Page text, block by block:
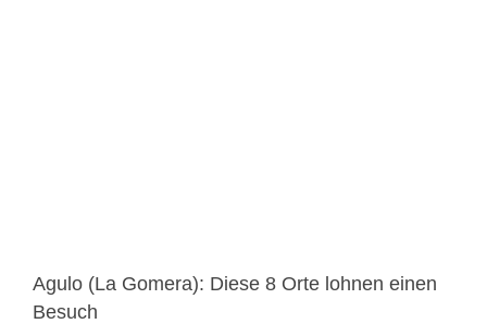
Agulo (La Gomera): Diese 8 Orte lohnen einen
Besuch